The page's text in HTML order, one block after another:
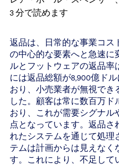
3分で読めます
返品は、日常的な事業コス
の中心的な要素へと急速に
ルとフットウェアの返品率
には返品総額が8,900億ド
おり、小売業者が無視でき
した。顧客は常に数百万ド
おり、これが需要シグナル
点となっています。返品さ
れたシステムを通じて処理
テムは計画からは見えなく
す。これにより、不足して